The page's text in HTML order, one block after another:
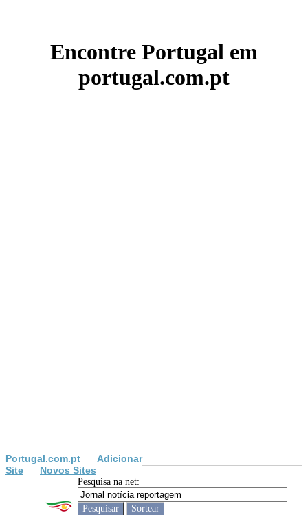
Encontre Portugal em
portugal.com.pt
Portugal.com.pt
Adicionar
Site
Novos Sites
Pesquisa na net: